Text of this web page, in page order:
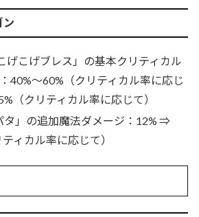
ン
げこげブレス」の基本クリティカル
40%～60%（クリティカル率に応じ
（クリティカル率に応じて）
タ」の追加魔法ダメージ：12% ⇒
ィカル率に応じて）